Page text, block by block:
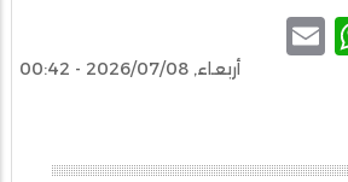
WhatsApp
أربعاء, 2026/07/08 - 00:42